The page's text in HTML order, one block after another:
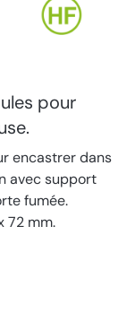
pour
encastrer dans
avec support
fumée.
72 mm.